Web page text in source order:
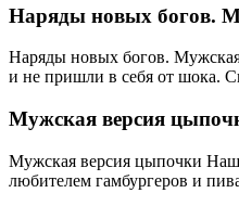
Наряды новых богов.
Наряды новых богов.
и не пришли в себя от шока.
Мужская версия
Мужская версия цыпочки Наш
любителем гамбургеров и